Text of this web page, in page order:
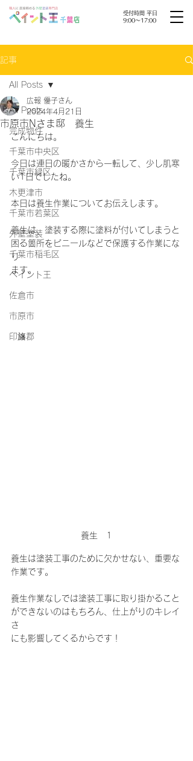
受付時間 平日
9:00〜17:00
記事
All Posts
完成物件
千葉市中央区
千葉市緑区
木更津市
千葉市若葉区
外壁塗装
千葉市稲毛区
ペイント王
佐倉市
市原市
印旛郡
All Posts
市原市Nさま邸 養生
広報 優子さん
2024年4月21日
こんにちは。
今日は連日の暖かさから一転して、少し肌寒
い1日でしたね。
本日は養生作業についてお伝えします。
養生は、塗装する際に塗料が付いてしまうと
困る箇所をビニールなどで保護する作業にな
り
ます。
養生　1
養生は塗装工事のために欠かせない、重要な
作業です。
養生作業なしでは塗装工事に取り掛かること
ができないのはもちろん、仕上がりのキレイ
さ
にも影響してくるからです！